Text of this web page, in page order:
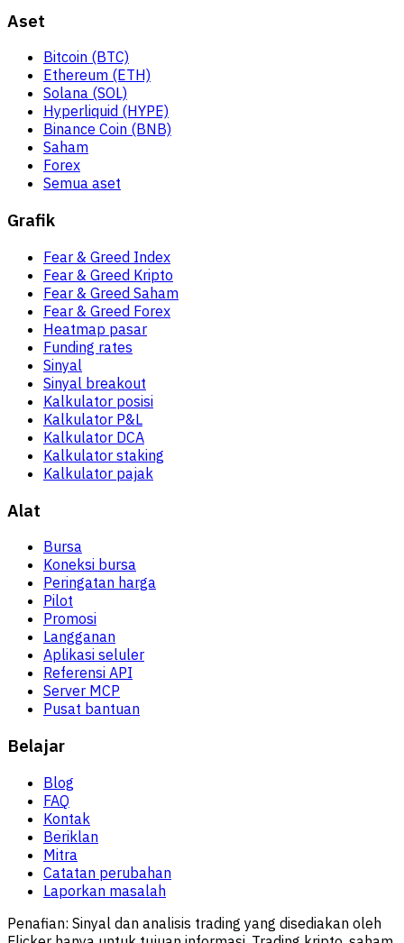
Aset
Bitcoin (BTC)
Ethereum (ETH)
Solana (SOL)
Hyperliquid (HYPE)
Binance Coin (BNB)
Saham
Forex
Semua aset
Grafik
Fear & Greed Index
Fear & Greed Kripto
Fear & Greed Saham
Fear & Greed Forex
Heatmap pasar
Funding rates
Sinyal
Sinyal breakout
Kalkulator posisi
Kalkulator P&L
Kalkulator DCA
Kalkulator staking
Kalkulator pajak
Alat
Bursa
Koneksi bursa
Peringatan harga
Pilot
Promosi
Langganan
Aplikasi seluler
Referensi API
Server MCP
Pusat bantuan
Belajar
Blog
FAQ
Kontak
Beriklan
Mitra
Catatan perubahan
Laporkan masalah
Penafian: Sinyal dan analisis trading yang disediakan oleh